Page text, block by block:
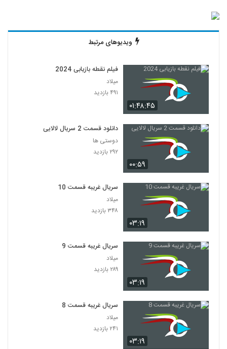
ویدیوهای مرتبط
۰۱:۴۸:۴۵
فیلم نقطه بازیابی 2024
میلاد
۴۹۱ بازدید
۰۰:۵۹
دانلود قسمت 2 سریال لالایی
دوستی ها
۲۹۲ بازدید
۰۳:۱۹
سریال غریبه قسمت 10
میلاد
۳۴۸ بازدید
۰۳:۱۹
سریال غریبه قسمت 9
میلاد
۲۸۹ بازدید
۰۳:۱۹
سریال غریبه قسمت 8
میلاد
۲۴۱ بازدید